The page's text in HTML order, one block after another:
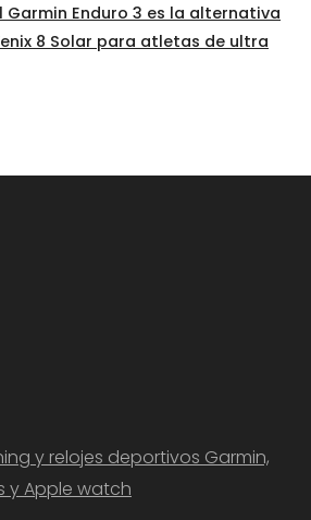
Garmin Enduro 3 es la alternativa
8 Solar para atletas de ultra
y relojes deportivos Garmin,
y Apple watch